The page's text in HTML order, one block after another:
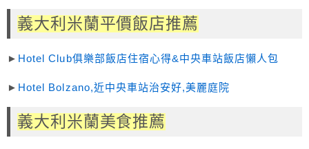
義大利米蘭平價飯店推薦
► Hotel Club俱樂部飯店住宿心得&中央車站飯店懶人包
► Hotel Bolzano,近中央車站治安好,美麗庭院
義大利米蘭美食推薦